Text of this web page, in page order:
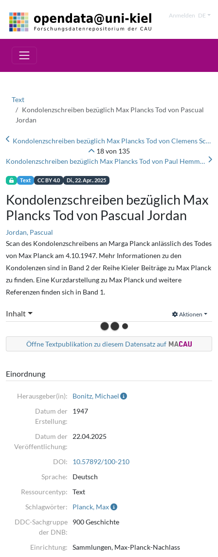
Anmelden DE
Text
Kondolenzschreiben bezüglich Max Plancks Tod von Pascual
Jordan
Kondolenzschreiben bezüglich Max Plancks Tod von Clemens Schaefer
18 von 135
Kondolenzschreiben bezüglich Max Plancks Tod von Paul Hemmann
Text CC BY 4.0 Di., 22. Apr.. 2025
Kondolenzschreiben bezüglich Max
Plancks Tod von Pascual Jordan
Jordan, Pascual
Scan des Kondolenzschreibens an Marga Planck anlässlich des Todes
von Max Planck am 4.10.1947. Mehr Informationen zu den
Kondolenzen sind in Band 2 der Reihe Kieler Beiträge zu Max Planck
zu finden. Eine Kurzdarstellung zu Max Planck und weitere
Referenzen finden sich in Band 1.
Inhalt Aktionen
Öffne Textpublikation zu diesem Datensatz auf
Einordnung
Herausgeber(in):
Bonitz, Michael
Datum der
Erstellung:
1947
Datum der
Veröffentlichung:
22.04.2025
DOI:
10.57892/100-210
Sprache:
Deutsch
Ressourcentyp:
Text
Schlagwörter:
Planck, Max
DDC-Sachgruppe
der DNB:
900 Geschichte
Einrichtung:
Sammlungen, Max-Planck-Nachlass